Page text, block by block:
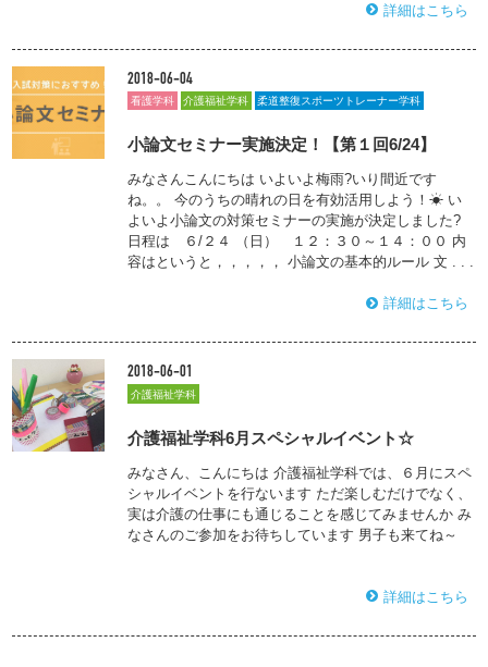
詳細はこちら
2018-06-04
看護学科 介護福祉学科 柔道整復スポーツトレーナー学科
小論文セミナー実施決定！【第１回6/24】
みなさんこんにちは いよいよ梅雨?いり間近です
ね。。 今のうちの晴れの日を有効活用しよう！☀ い
よいよ小論文の対策セミナーの実施が決定しました?
日程は ６/２４ （日） １２：３０～１４：００ 内
容はというと，，，，， 小論文の基本的ルール 文 . . .
詳細はこちら
2018-06-01
介護福祉学科
介護福祉学科6月スペシャルイベント☆
みなさん、こんにちは 介護福祉学科では、６月にスペ
シャルイベントを行ないます ただ楽しむだけでなく、
実は介護の仕事にも通じることを感じてみませんか み
なさんのご参加をお待ちしています 男子も来てね～
詳細はこちら